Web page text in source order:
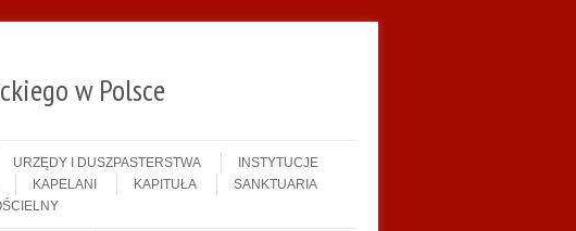
w Polsce
URZĘDY I DUSZPASTERSTWA
INSTYTUCJE
KAPELANI KAPITUŁA
SANKTUARIA